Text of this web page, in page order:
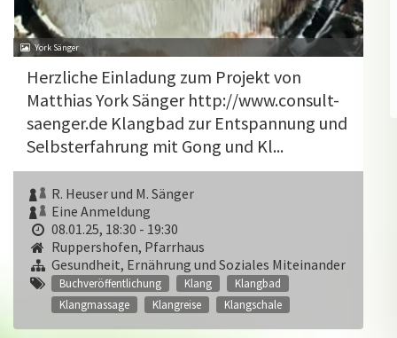
York Sänger
Herzliche Einladung zum Projekt von
Matthias York Sänger http://www.consult-
saenger.de Klangbad zur Entspannung und
Selbsterfahrung mit Gong und Kl...
R. Heuser und M. Sänger
Eine Anmeldung
08.01.25, 18:30 - 19:30
Ruppershofen, Pfarrhaus
Gesundheit, Ernährung und Soziales Miteinander
Buchveröffentlichung Klang
Klangbad
Klangmassage
Klangreise Klangschale